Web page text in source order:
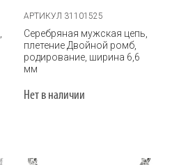
АРТИКУЛ 31101525
Серебряная мужская цепь,
плетение Двойной ромб,
родирование, ширина 6,6
мм
Нет в наличии